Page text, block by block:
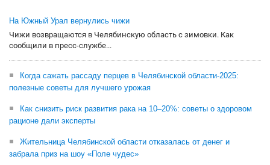
На Южный Урал вернулись чижи
Чижи возвращаются в Челябинскую область с зимовки. Как
сообщили в пресс-службе...
Когда сажать рассаду перцев в Челябинской области-2025:
полезные советы для лучшего урожая
Как снизить риск развития рака на 10–20%: советы о здоровом
рационе дали эксперты
Жительница Челябинской области отказалась от денег и
забрала приз на шоу «Поле чудес»